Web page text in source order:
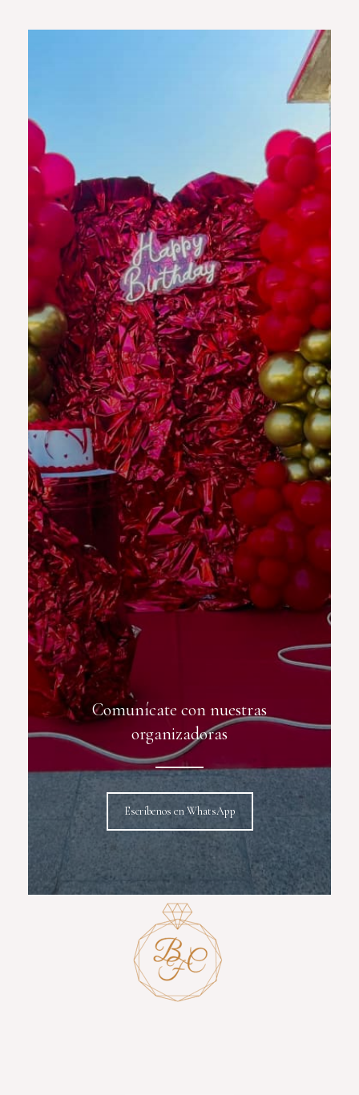
Comunícate con nuestras
organizadoras
Escríbenos en WhatsApp